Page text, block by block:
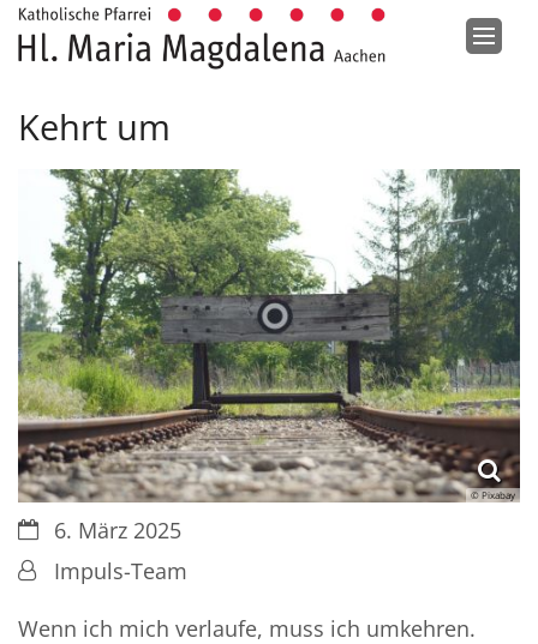
Zum Inhalt springen
Kehrt um
© Pixabay
Datum:6. März 2025
Von:Impuls-Team
Wenn ich mich verlaufe, muss ich umkehren.